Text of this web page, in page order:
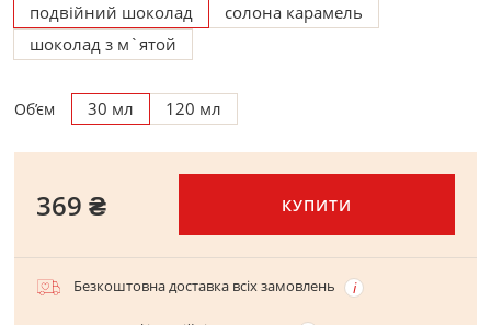
подвійний шоколад
солона карамель
шоколад з м`ятой
Об’єм 30 мл 120 мл
369 ₴ КУПИТИ
Безкоштовна доставка всіх замовлень